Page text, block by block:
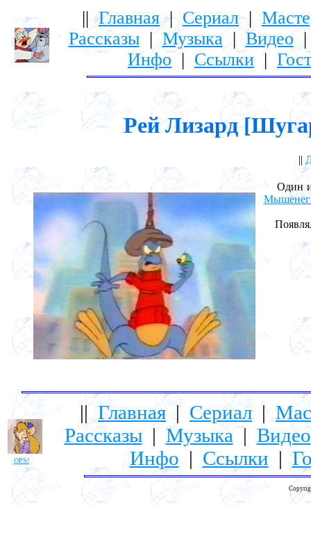
||Главная| Сериал|
Рассказы|Музыка|Видео
Инфо| Ссылки |
Рей Лизард
||
Один из
OPS!
||Главная|Сериал|
Рассказы| Музыка | Видео
Инфо | Ссылки |